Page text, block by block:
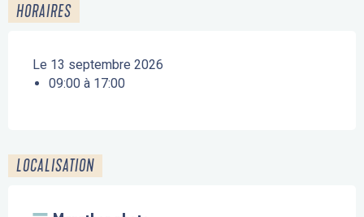
HORAIRES
Le 13 septembre 2026
09:00 à 17:00
LOCALISATION